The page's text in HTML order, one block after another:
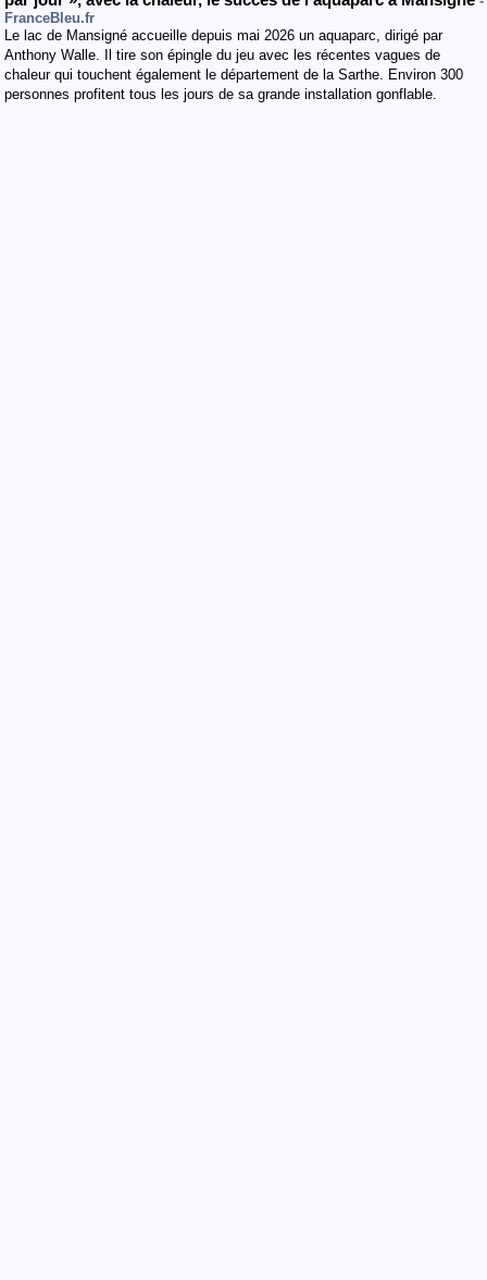
FranceBleu.fr
Le lac de Mansigné accueille depuis mai 2026 un aquaparc, dirigé par
Anthony Walle. Il tire son épingle du jeu avec les récentes vagues de
chaleur qui touchent également le département de la Sarthe. Environ 300
personnes profitent tous les jours de sa grande installation gonflable.